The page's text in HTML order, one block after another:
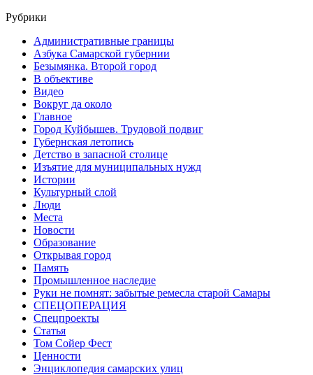
Рубрики
Административные границы
Азбука Самарской губернии
Безымянка. Второй город
В объективе
Видео
Вокруг да около
Главное
Город Куйбышев. Трудовой подвиг
Губернская летопись
Детство в запасной столице
Изъятие для муниципальных нужд
Истории
Культурный слой
Люди
Места
Новости
Образование
Открывая город
Память
Промышленное наследие
Руки не помнят: забытые ремесла старой Самары
СПЕЦОПЕРАЦИЯ
Спецпроекты
Статья
Том Сойер Фест
Ценности
Энциклопедия самарских улиц